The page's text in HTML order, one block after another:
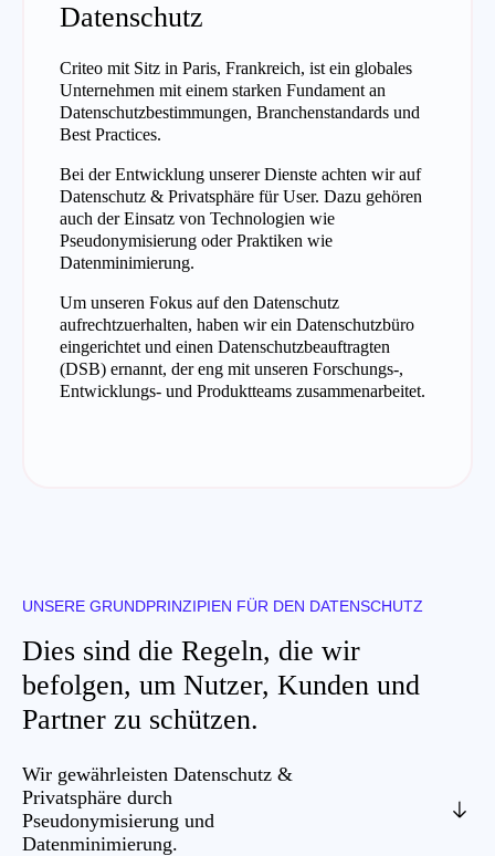
Datenschutz
Criteo mit Sitz in Paris, Frankreich, ist ein globales
Unternehmen mit einem starken Fundament an
Datenschutzbestimmungen, Branchenstandards und
Best Practices.
Bei der Entwicklung unserer Dienste achten wir auf
Datenschutz & Privatsphäre für User. Dazu gehören
auch der Einsatz von Technologien wie
Pseudonymisierung oder Praktiken wie
Datenminimierung.
Um unseren Fokus auf den Datenschutz
aufrechtzuerhalten, haben wir ein Datenschutzbüro
eingerichtet und einen Datenschutzbeauftragten
(DSB) ernannt, der eng mit unseren Forschungs-,
Entwicklungs- und Produktteams zusammenarbeitet.
UNSERE GRUNDPRINZIPIEN FÜR DEN DATENSCHUTZ
Dies sind die Regeln, die wir
befolgen, um Nutzer, Kunden und
Partner zu schützen.
Wir gewährleisten Datenschutz &
Privatsphäre durch
Pseudonymisierung und
Datenminimierung.